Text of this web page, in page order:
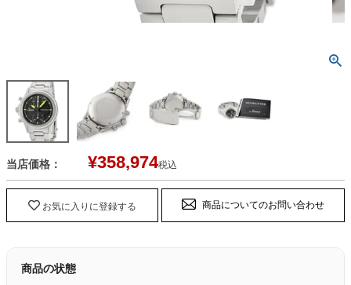
当店価格： ¥358,974税込
お気に入りに登録する 商品についてのお問い合わせ
商品の状態